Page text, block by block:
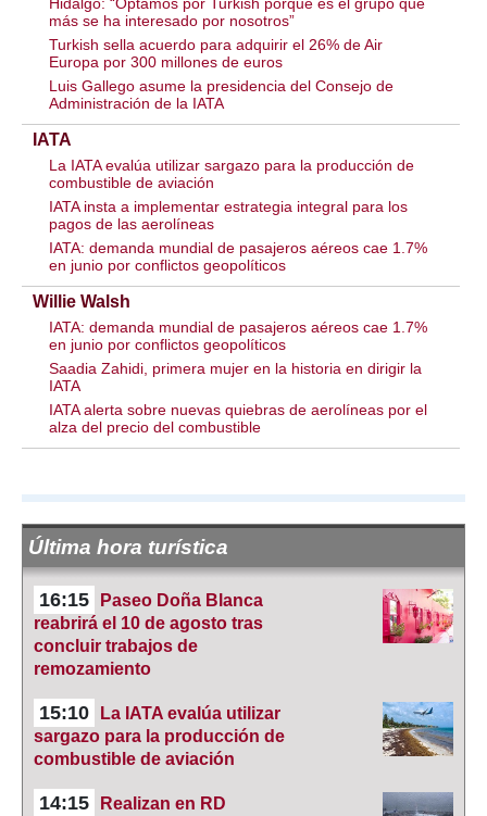
Hidalgo: “Optamos por Turkish porque es el grupo que
más se ha interesado por nosotros”
Turkish sella acuerdo para adquirir el 26% de Air
Europa por 300 millones de euros
Luis Gallego asume la presidencia del Consejo de
Administración de la IATA
IATA
La IATA evalúa utilizar sargazo para la producción de
combustible de aviación
IATA insta a implementar estrategia integral para los
pagos de las aerolíneas
IATA: demanda mundial de pasajeros aéreos cae 1.7%
en junio por conflictos geopolíticos
Willie Walsh
IATA: demanda mundial de pasajeros aéreos cae 1.7%
en junio por conflictos geopolíticos
Saadia Zahidi, primera mujer en la historia en dirigir la
IATA
IATA alerta sobre nuevas quiebras de aerolíneas por el
alza del precio del combustible
Última hora turística
16:15
Paseo Doña Blanca
reabrirá el 10 de agosto tras
concluir trabajos de
remozamiento
15:10
La IATA evalúa utilizar
sargazo para la producción de
combustible de aviación
14:15
Realizan en RD